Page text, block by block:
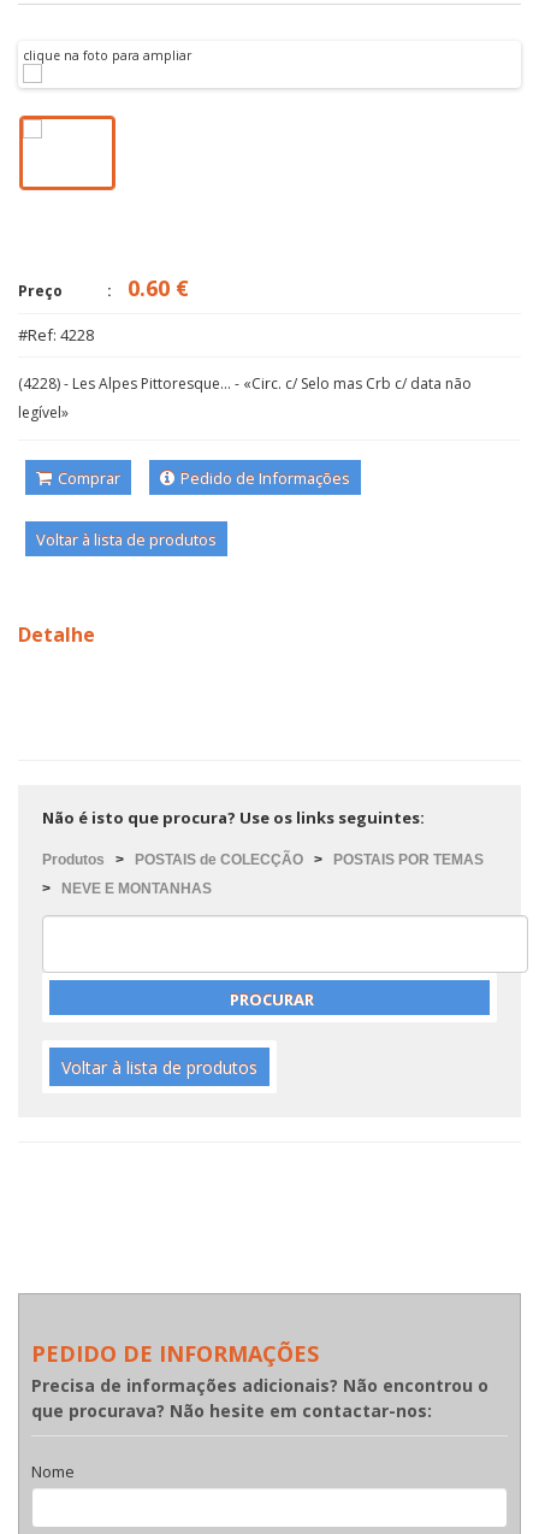
clique na foto para ampliar
Preço 0.60 €
#Ref: 4228
(4228) - Les Alpes Pittoresque... - «Circ. c/ Selo mas Crb c/ data não
legível»
Comprar Pedido de Informações
Voltar à lista de produtos
Detalhe
Não é isto que procura? Use os links seguintes:
Produtos > POSTAIS de COLECÇÃO >
POSTAIS POR TEMAS
>
NEVE E MONTANHAS
Voltar à lista de produtos
PEDIDO DE INFORMAÇÕES
Precisa de informações adicionais? Não encontrou o
que procurava? Não hesite em contactar-nos:
Nome